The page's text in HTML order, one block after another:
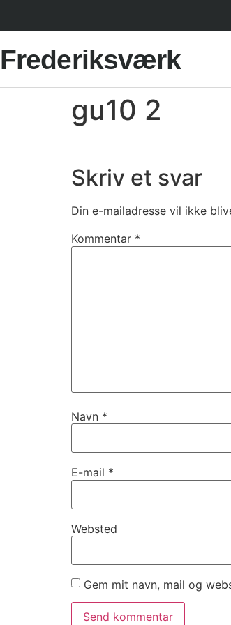
Frederiksværk
gu10 2
Skriv et svar
Din e-mailadresse vil ikke
Kommentar *
Navn *
E-mail *
Websted
Gem mit navn, mail og